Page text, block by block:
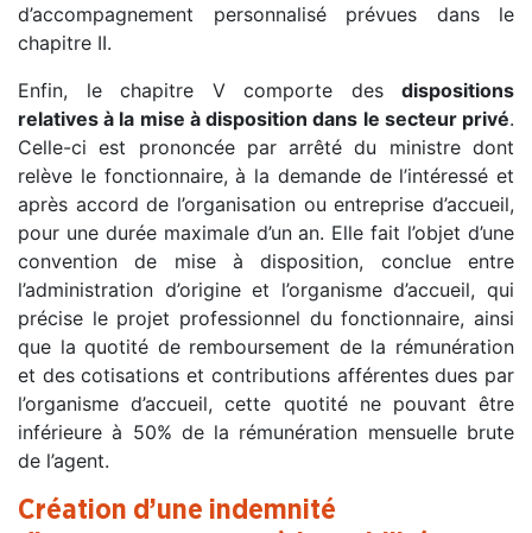
d’accompagnement personnalisé prévues dans le
chapitre II.
Enfin, le chapitre V comporte des dispositions
relatives à la mise à disposition dans le secteur privé.
Celle-ci est prononcée par arrêté du ministre dont
relève le fonctionnaire, à la demande de l’intéressé et
après accord de l’organisation ou entreprise d’accueil,
pour une durée maximale d’un an. Elle fait l’objet d’une
convention de mise à disposition, conclue entre
l’administration d’origine et l’organisme d’accueil, qui
précise le projet professionnel du fonctionnaire, ainsi
que la quotité de remboursement de la rémunération
et des cotisations et contributions afférentes dues par
l’organisme d’accueil, cette quotité ne pouvant être
inférieure à 50% de la rémunération mensuelle brute
de l’agent.
Création d’une indemnité